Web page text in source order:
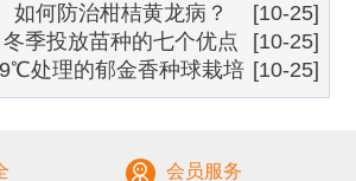
李子优质丰产
[10-25]
如何防治柑桔黄龙病？
[10-25]
冬季投放苗种的七个优点
[10-25]
处理的郁金香种球栽培
技术
会员服务